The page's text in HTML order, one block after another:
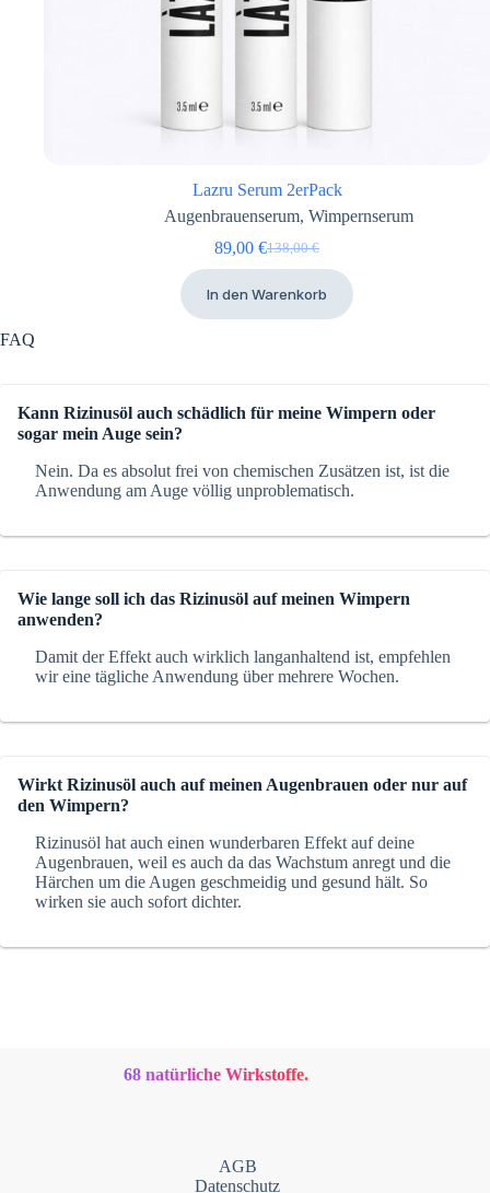
Lazru Serum 2erPack
Augenbrauenserum, Wimpernserum
138,00€
Ursprünglicher
war:
138,00 €
89,00 €Aktueller
ist:
89,00 €.
In den Warenkorb
FAQ
Kann Rizinusöl auch schädlich für meine Wimpern oder
sogar mein Auge sein?
Nein. Da es absolut frei von chemischen Zusätzen ist, ist die
Anwendung am Auge völlig unproblematisch.
Wie lange soll ich das Rizinusöl auf meinen Wimpern
anwenden?
Damit der Effekt auch wirklich langanhaltend ist, empfehlen
wir eine tägliche Anwendung über mehrere Wochen.
Wirkt Rizinusöl auch auf meinen Augenbrauen oder nur auf
den Wimpern?
Rizinusöl hat auch einen wunderbaren Effekt auf deine
Augenbrauen, weil es auch da das Wachstum anregt und die
Härchen um die Augen geschmeidig und gesund hält. So
wirken sie auch sofort dichter.
68 natürliche Wirkstoffe.
AGB
Datenschutz